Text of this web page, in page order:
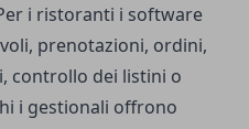
i ristoranti i software
prenotazioni, ordini,
controllo dei listini o
i gestionali offrono